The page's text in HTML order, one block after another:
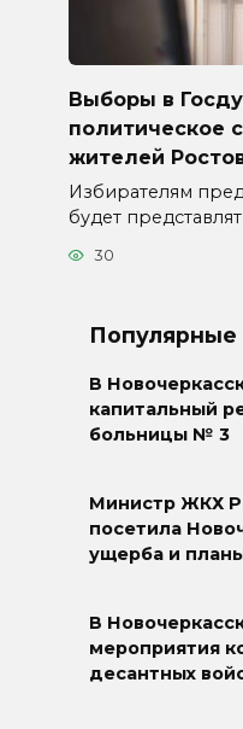
Выборы в
политическое
жителей
Избирателям
будет
30
Популярные
В
капитальный
больницы № 3
Министр ЖКХ
посетила
ущерба и
В
мероприятия
десантных